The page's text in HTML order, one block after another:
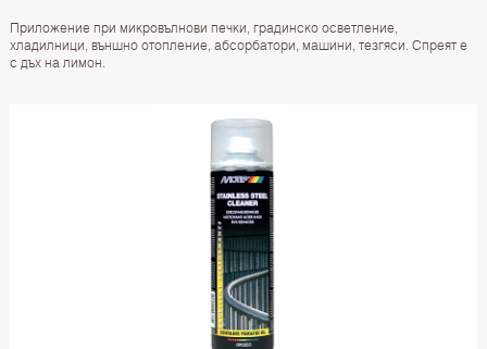
Приложение при микровълнови печки, градинско осветление,
хладилници, външно отопление, абсорбатори, машини, тезгяси. Спреят е
с дъх на лимон.